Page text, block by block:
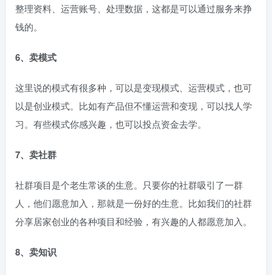
整理资料、运营账号、处理数据，这都是可以通过服务来挣
钱的。
6、卖模式
这里说的模式有很多种，可以是变现模式、运营模式，也可
以是创业模式。比如有产品但不懂运营和变现，可以找人学
习。有些模式你感兴趣，也可以投点资金去学。
7、卖社群
社群项目是个老生常谈的生意。只要你的社群吸引了一群
人，他们愿意加入，那就是一份好的生意。比如我们的社群
分享居家创业的各种项目和经验，有兴趣的人都愿意加入。
8、卖知识